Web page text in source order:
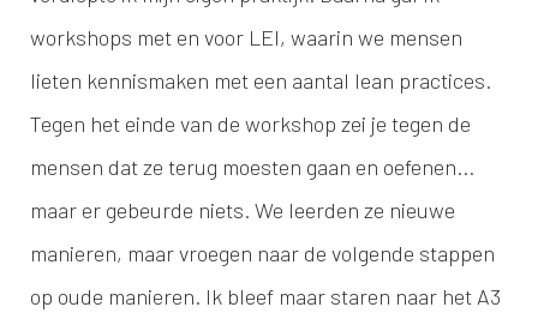
workshops met en voor LEI, waarin we mensen
lieten kennismaken met een aantal lean practices.
Tegen het einde van de workshop zei je tegen de
mensen dat ze terug moesten gaan en oefenen...
maar er gebeurde niets. We leerden ze nieuwe
manieren, maar vroegen naar de volgende stappen
op oude manieren. Ik bleef maar staren naar het A3